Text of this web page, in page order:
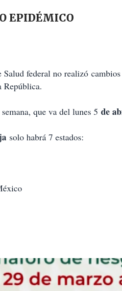
EPIDÉMICO
Salud federal no realizó
República.
que va del lunes 5 de
solo habrá 7 estados: